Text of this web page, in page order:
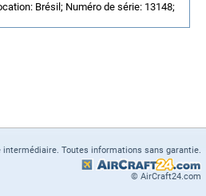
Brésil; Numéro de série: 13148;
intermédiaire. Toutes informations sans garantie.
© AirCraft24.com